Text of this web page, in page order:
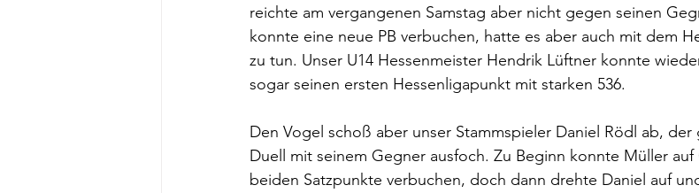
reichte am vergangenen Samstag aber nicht gegen seinen
konnte eine neue PB verbuchen, hatte es aber auch mit dem
zu tun. Unser U14 Hessenmeister Hendrik Lüftner konnte
sogar seinen ersten Hessenligapunkt mit starken 536.
Den Vogel schoß aber unser Stammspieler Daniel Rödl ab,
Duell mit seinem Gegner ausfoch. Zu Beginn konnte Müller
beiden Satzpunkte verbuchen, doch dann drehte Daniel auf